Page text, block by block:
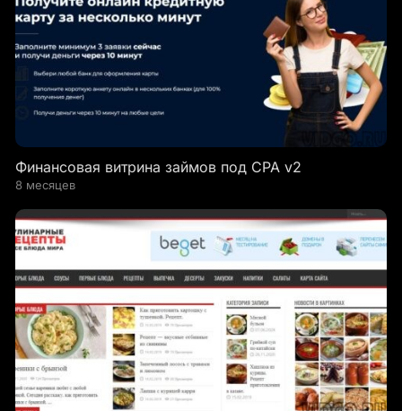
Финансовая витрина займов под CPA v2
8 месяцев